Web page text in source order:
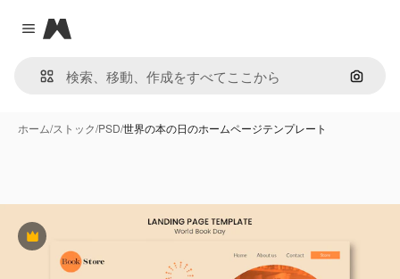
Close menu
Magnific
画像で
ホーム/ストック/PSD/世界の本の日のホームページテンプレート
Premium